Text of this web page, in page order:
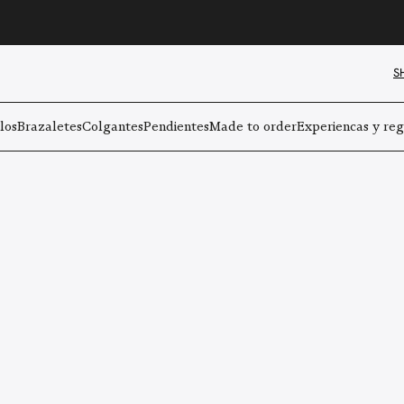
BrazaletesColgantesPendientesMade to orderExperiencas y